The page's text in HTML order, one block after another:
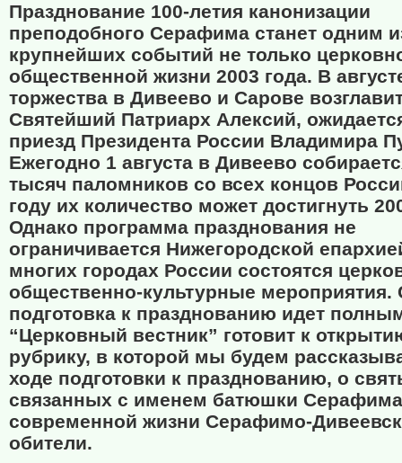
Празднование 100-летия канонизации
преподобного Серафима станет одним
крупнейших событий не только
общественной жизни 2003 года. В
торжества в Дивеево и Сарове
Святейший Патриарх Алексий,
приезд Президента России Владимира
Ежегодно 1 августа в Дивеево
тысяч паломников со всех концов
году их количество может достигнуть
Однако программа празднования не
ограничивается Нижегородской
многих городах России состоятся
общественно-культурные мероприятия.
подготовка к празднованию идет
“Церковный вестник” готовит к
рубрику, в которой мы будем
ходе подготовки к празднованию, о
связанных с именем батюшки
современной жизни Серафимо-
обители.